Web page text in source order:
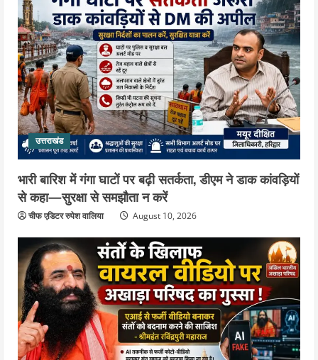
उत्तराखंड
भारी बारिश में गंगा घाटों पर बढ़ी सतर्कता, डीएम ने डाक कांवड़ियों
से कहा—सुरक्षा से समझौता न करें
चीफ एडिटर रुपेश वालिया August 10, 2026